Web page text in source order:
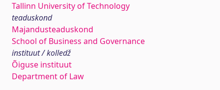
Tallinn University of Technology
teaduskond
Majandusteaduskond
School of Business and Governance
instituut / kolledž
Õiguse instituut
Department of Law